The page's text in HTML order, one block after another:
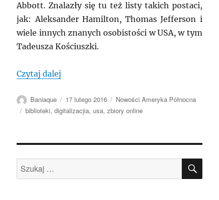
Abbott. Znalazły się tu też listy takich postaci,
jak: Aleksander Hamilton, Thomas Jefferson i
wiele innych znanych osobistości w USA, w tym
Tadeusza Kościuszki.
Czytaj dalej
Autor
Baniaque
Data
publikacji
17 lutego 2016 Kategorie
Nowości Ameryka Północna
Tagi
biblioteki,digitalizacjia, usa,zbiory online
Szukaj: